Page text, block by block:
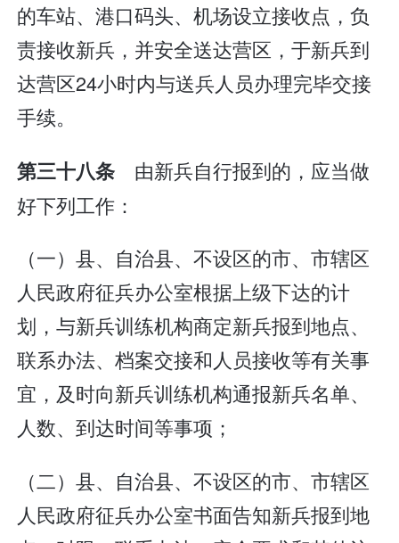
的车站、港口码头、机场设立接收点，负
责接收新兵，并安全送达营区，于新兵到
达营区24小时内与送兵人员办理完毕交接
手续。
第三十八条 由新兵自行报到的，应当做
好下列工作：
（一）县、自治县、不设区的市、市辖区
人民政府征兵办公室根据上级下达的计
划，与新兵训练机构商定新兵报到地点、
联系办法、档案交接和人员接收等有关事
宜，及时向新兵训练机构通报新兵名单、
人数、到达时间等事项；
（二）县、自治县、不设区的市、市辖区
人民政府征兵办公室书面告知新兵报到地